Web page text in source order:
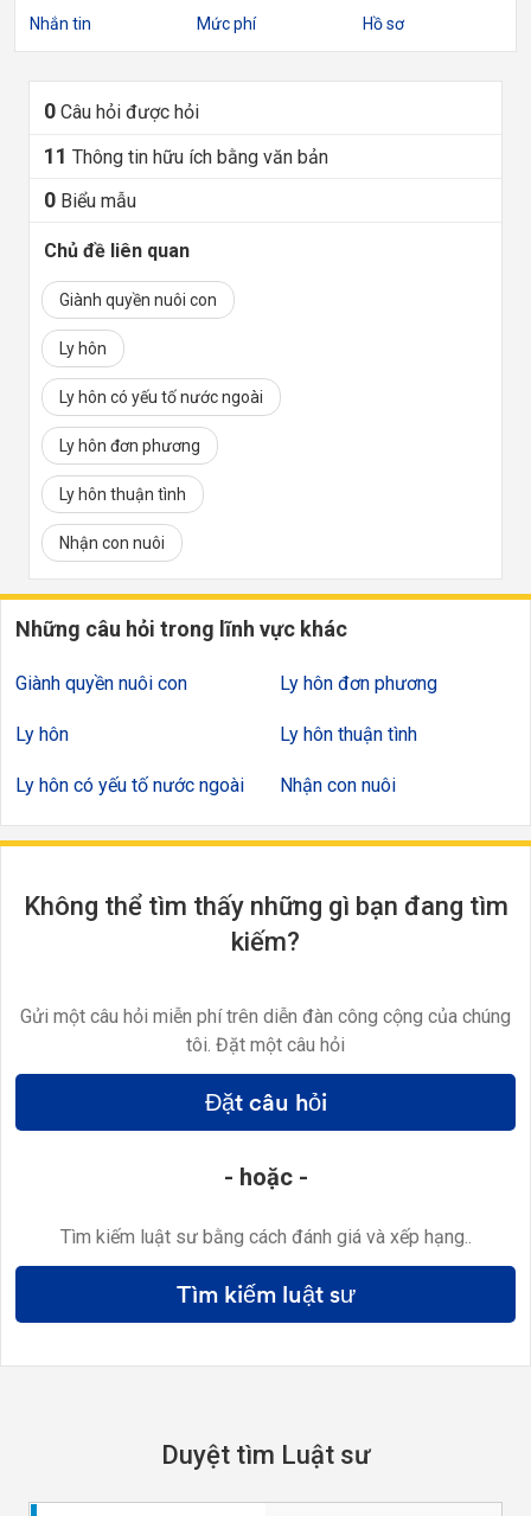
Nhắn tin Mức phí Hồ sơ
0 Câu hỏi được hỏi
11 Thông tin hữu ích bằng văn bản
0 Biểu mẫu
Chủ đề liên quan
Giành quyền nuôi con
Ly hôn
Ly hôn có yếu tố nước ngoài
Ly hôn đơn phương
Ly hôn thuận tình
Nhận con nuôi
Những câu hỏi trong lĩnh vực khác
Giành quyền nuôi con
Ly hôn
Ly hôn có yếu tố nước ngoài
Ly hôn đơn phương
Ly hôn thuận tình
Nhận con nuôi
Không thể tìm thấy những gì bạn đang tìm
kiếm?
Gửi một câu hỏi miễn phí trên diễn đàn công cộng của chúng
tôi. Đặt một câu hỏi
Đặt câu hỏi
- hoặc -
Tìm kiếm luật sư bằng cách đánh giá và xếp hạng..
Tìm kiếm luật sư
Duyệt tìm Luật sư